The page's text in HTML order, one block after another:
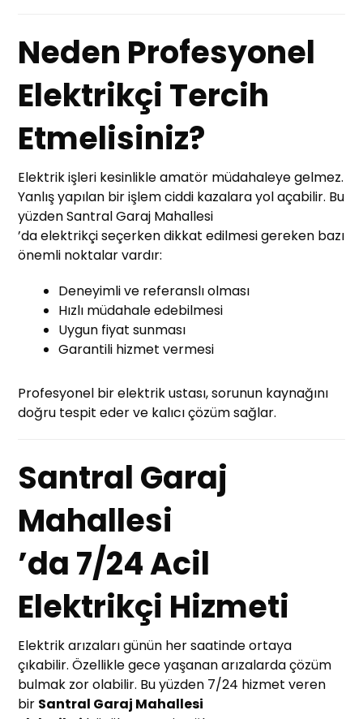
Neden Profesyonel
Elektrikçi Tercih
Etmelisiniz?
Elektrik işleri kesinlikle amatör müdahaleye gelmez.
Yanlış yapılan bir işlem ciddi kazalara yol açabilir. Bu
yüzden Santral Garaj Mahallesi
’da elektrikçi seçerken dikkat edilmesi gereken bazı
önemli noktalar vardır:
Deneyimli ve referanslı olması
Hızlı müdahale edebilmesi
Uygun fiyat sunması
Garantili hizmet vermesi
Profesyonel bir elektrik ustası, sorunun kaynağını
doğru tespit eder ve kalıcı çözüm sağlar.
Santral Garaj
Mahallesi
’da 7/24 Acil
Elektrikçi Hizmeti
Elektrik arızaları günün her saatinde ortaya
çıkabilir. Özellikle gece yaşanan arızalarda çözüm
bulmak zor olabilir. Bu yüzden 7/24 hizmet veren
bir Santral Garaj Mahallesi